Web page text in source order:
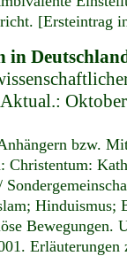
[Ersteintrag
in
bzw.
Christentum:
Hinduismus;
Bewegungen.